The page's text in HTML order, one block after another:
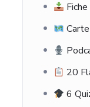
20
6